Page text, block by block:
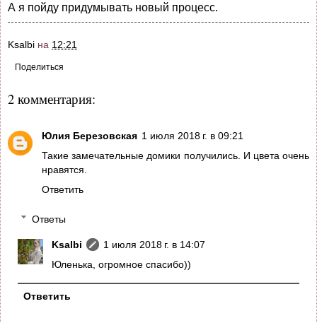
А я пойду придумывать новый процесс.
Ksalbi на 12:21
Поделиться
2 комментария:
Юлия Березовская 1 июля 2018 г. в 09:21
Такие замечательные домики получились. И цвета очень
нравятся.
Ответить
Ответы
Ksalbi
1 июля 2018 г. в 14:07
Юленька, огромное спасибо))
Ответить